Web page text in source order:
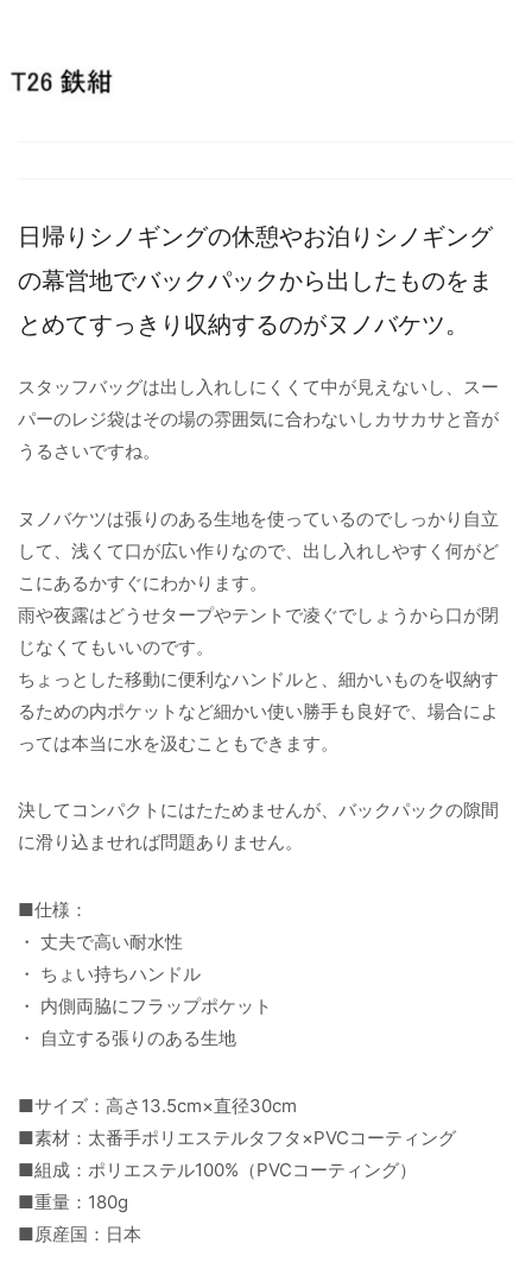
日帰りシノギングの休憩やお泊りシノギング
の幕営地でバックパックから出したものをま
とめてすっきり収納するのがヌノバケツ。
スタッフバッグは出し入れしにくくて中が見えないし、スー
パーのレジ袋はその場の雰囲気に合わないしカサカサと音が
うるさいですね。
ヌノバケツは張りのある生地を使っているのでしっかり自立
して、浅くて口が広い作りなので、出し入れしやすく何がど
こにあるかすぐにわかります。
雨や夜露はどうせタープやテントで凌ぐでしょうから口が閉
じなくてもいいのです。
ちょっとした移動に便利なハンドルと、細かいものを収納す
るための内ポケットなど細かい使い勝手も良好で、場合によ
っては本当に水を汲むこともできます。
決してコンパクトにはたためませんが、バックパックの隙間
に滑り込ませれば問題ありません。
■仕様：
・ 丈夫で高い耐水性
・ ちょい持ちハンドル
・ 内側両脇にフラップポケット
・ 自立する張りのある生地
■サイズ：高さ13.5cm×直径30cm
■素材：太番手ポリエステルタフタ×PVCコーティング
■組成：ポリエステル100%（PVCコーティング）
■重量：180g
■原産国：日本